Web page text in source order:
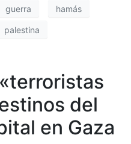
guerra hamás
palestina
del
en Gaza